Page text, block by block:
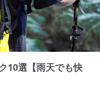
10選【雨天でも快